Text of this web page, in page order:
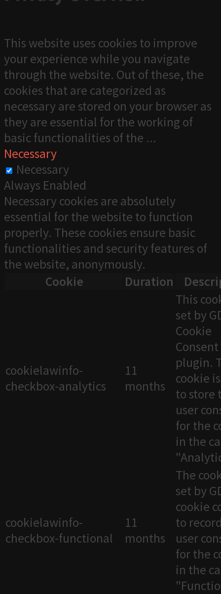
This website uses cookies to improve
your experience while you navigate
through the website. Out of these, the
cookies that are categorized as
necessary are stored on your browser as
they are essential for the working of
basic functionalities of the ...
Necessary
Necessary
Always Enabled
Necessary cookies are absolutely
essential for the website to function
properly. These cookies ensure basic
functionalities and security features of
the website, anonymously.
Cookie
Duration
cookielawinfo-
checkbox-analytics
11
months
This
set by
Cookie
Consent
plugin.
cookie
to store
user
for the
in the
cookielawinfo-
checkbox-functional
11
months
The
set by
cookie
to
user
for the
in the